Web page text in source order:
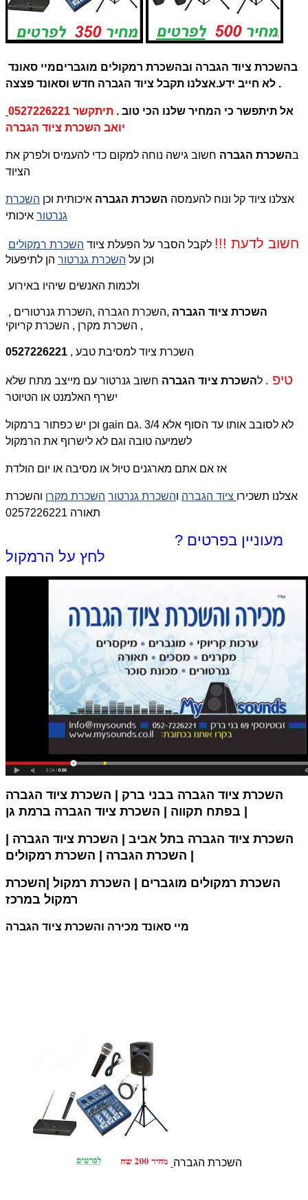
מיי סאונדבהשכרת ציוד הגברה ובהשכרת רמקולים מוגברים
לא חייב ידע .אצלנו תקבל ציוד הגברה חדש וסאונד פצצה .
אל תיתפשר כי המחיר שלנו הכי טוב .
תיתקשר 0527226221
בהשכרת הגברה חשוב גישה נוחה למקום כדי להעמיס ולפרק את
אצלנו ציוד קל ונוח להעמסה השכרת הגברה איכותית וכן השכרת
גנרטור
חשוב לדעת !!! לקבל הסבר על הפעלת ציוד השכרת רמקולים
וכן על השכרת גנרטור הן לתיפעול
ולכמות האנשים שיהיו באירוע
השכרת ציוד הגברה ,השכרת הגברה ,השכרת גנרטורים ,
השכרת מקרן , השכרת קריוקי ,
השכרת ציוד למסיבת טבע , 0527226221
טיפ . להשכרת ציוד הגברה חשוב גנרטור עם מייצב מתח שלא
וכן יש כפתור ברמקול gain לא לסובב אותו עד הסוף אלא 3/4 .גם
אצלנו תשכירו ציוד הגברה והשכרת גנרטור השכרת מקרן והשכרת
תאורה 0257226221
השכרת ציוד הגברה בבני ברק | השכרת ציוד הגברה
בפתח תקווה | השכרת ציוד הגברה ברמת גן |
השכרת ציוד הגברה בתל אביב | השכרת ציוד הגברה |
השכרת הגברה | השכרת רמקולים |
השכרת רמקולים מוגברים | השכרת רמקול |השכרת
רמקול במרכז
השכרת הגברה